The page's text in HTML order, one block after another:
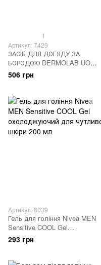
1
Артикул: 7429
ЗАСІБ ДЛЯ ДОГЯДУ ЗА
БОРОДОЮ DERMOLAB UO
FLUIDO BARBA ML120
506 грн
Артикул: 8039
Гель для гоління Nivea MEN
Sensitive COOL Gel
охолоджуючий для чутливої
шкіри 200 мл
293 грн